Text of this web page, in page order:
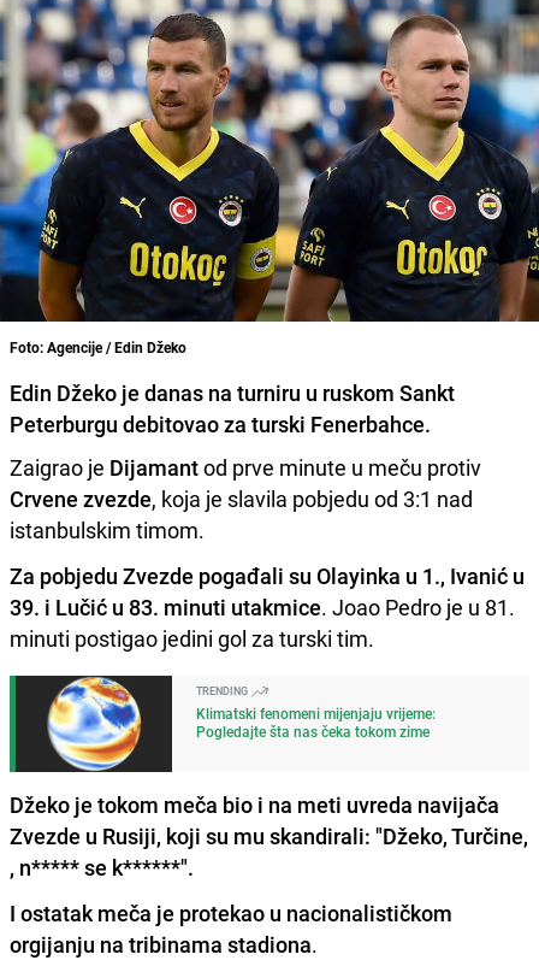
Foto: Agencije / Edin Džeko
Edin Džeko je danas na turniru u ruskom Sankt
Peterburgu debitovao za turski Fenerbahce.
Zaigrao je Dijamantod prve minute u meču protiv
Crvene zvezde, koja je slavila pobjedu od 3:1 nad
istanbulskim timom.
Za pobjedu Zvezde pogađali su Olayinka u 1., Ivanić u
39. i Lučić u 83. minuti utakmice. Joao Pedro je u 81.
minuti postigao jedini gol za turski tim.
TRENDING
Klimatski fenomeni mijenjaju vrijeme:
Pogledajte šta nas čeka tokom zime
Džeko je tokom meča bio i na meti uvreda navijača
Zvezde u Rusiji, koji su mu skandirali: "Džeko, Turčine,
, n***** se k******".
I ostatak meča je protekao u nacionalističkom
orgijanju na tribinama stadiona.